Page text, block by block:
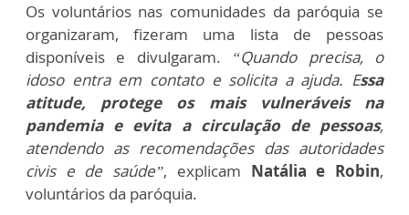
Os voluntários nas comunidades da paróquia se
organizaram, fizeram uma lista de pessoas
disponíveis e divulgaram. “Quando precisa, o
idoso entra em contato e solicita a ajuda. Essa
atitude, protege os mais vulneráveis na
pandemia e evita a circulação de pessoas,
atendendo as recomendações das autoridades
civis e de saúde”, explicam Natália e Robin,
voluntários da paróquia.